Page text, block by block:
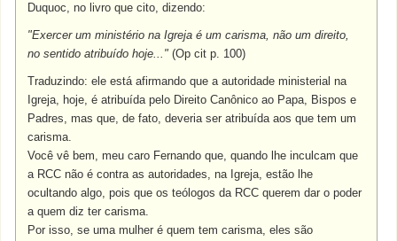
Duquoc, no livro que cito, dizendo:
"Exercer um ministério na Igreja é um carisma, não um direito,
no sentido atribuído hoje..." (Op cit p. 100)
Traduzindo: ele está afirmando que a autoridade ministerial na
Igreja, hoje, é atribuída pelo Direito Canônico ao Papa, Bispos e
Padres, mas que, de fato, deveria ser atribuída aos que tem um
carisma.
Você vê bem, meu caro Fernando que, quando lhe inculcam que
a RCC não é contra as autoridades, na Igreja, estão lhe
ocultando algo, pois que os teólogos da RCC querem dar o poder
a quem diz ter carisma.
Por isso, se uma mulher é quem tem carisma, eles são